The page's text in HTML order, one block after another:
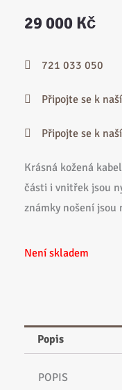
29 000 Kč
721 033 050
Připojte se k
Připojte se k
Krásná kožená
části i vnitřek jsou
známky nošení jsou
Není skladem
Popis
POPIS